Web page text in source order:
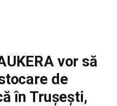
vor să
de
în Trușești,